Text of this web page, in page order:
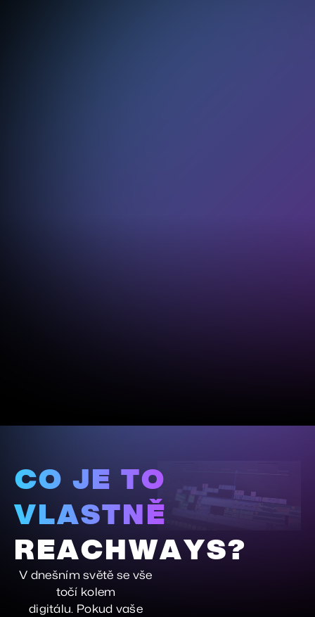
CO JE TO
VLASTNĚ
REACHWAYS?
V dnešním světě se vše
točí kolem
digitálu. Pokud vaše